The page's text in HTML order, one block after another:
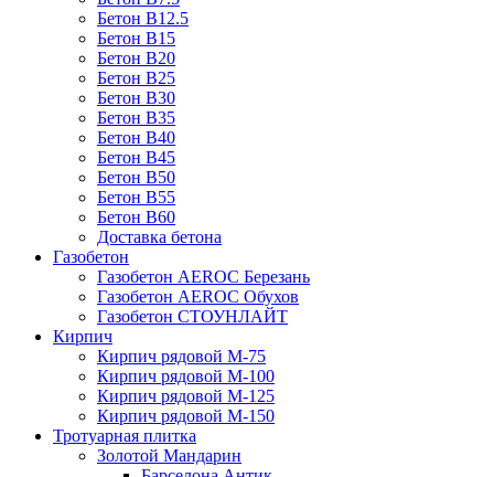
Бетон B12.5
Бетон B15
Бетон B20
Бетон B25
Бетон B30
Бетон B35
Бетон B40
Бетон B45
Бетон B50
Бетон B55
Бетон B60
Доставка бетона
Газобетон
Газобетон АEROC Березань
Газобетон АEROC Обухов
Газобетон СТОУНЛАЙТ
Кирпич
Кирпич рядовой М-75
Кирпич рядовой М-100
Кирпич рядовой М-125
Кирпич рядовой М-150
Тротуарная плитка
Золотой Мандарин